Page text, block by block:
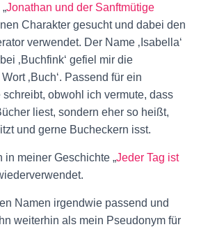
Jonathan und der Sanftmütige
Charakter gesucht und dabei den
verwendet. Der Name ‚Isabella‘
‚Buchfink‘ gefiel mir die
‚Buch‘. Passend für ein
schreibt, obwohl ich vermute, dass
liest, sondern eher so heißt,
und gerne Bucheckern isst.
in meiner Geschichte „Jeder Tag ist
Namen irgendwie passend und
weiterhin als mein Pseudonym für